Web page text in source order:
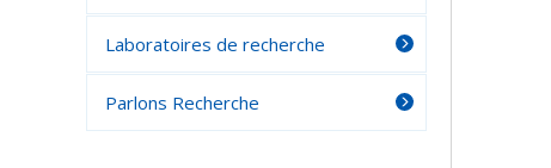
Laboratoires de recherche
Parlons Recherche